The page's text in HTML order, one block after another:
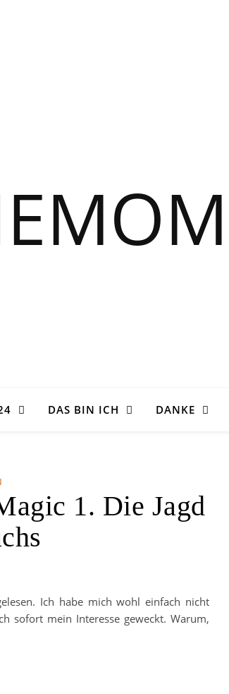
DAS BIN ICH DANKE
1. Die Jagd
Ich habe mich wohl einfach nicht
sofort mein Interesse geweckt. Warum,